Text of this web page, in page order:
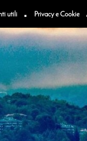
utili Privacy e Cookie